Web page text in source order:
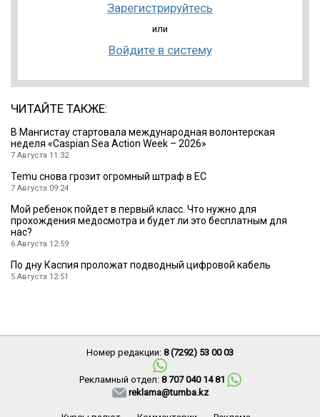
Зарегистрируйтесь
или
Войдите в систему
ЧИТАЙТЕ ТАКЖЕ:
B Мангистау стартовала международная волонтерская
неделя «Caspian Sea Action Week – 2026»
7 Августа 11:32
Temu снова грозит огромный штраф в ЕС
7 Августа 09:24
Мой ребенок пойдет в первый класс. Что нужно для
прохождения медосмотра и будет ли это бесплатным для
нас?
6 Августа 12:59
По дну Каспия проложат подводный цифровой кабель
5 Августа 12:51
Номер редакции: 8 (7292) 53 00 03
Рекламный отдел: 8 707 040 14 81
reklama@tumba.kz